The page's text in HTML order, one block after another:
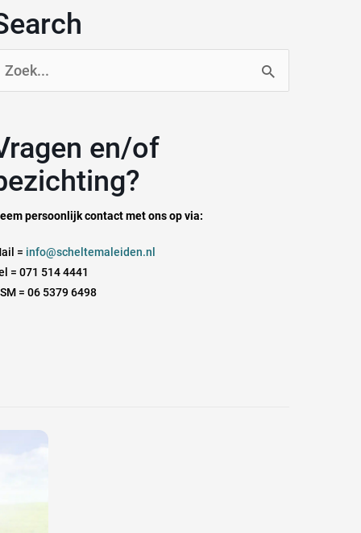
Search
of
persoonlijk contact met ons op via:
= info@scheltemaleiden.nl
= 071 514 4441
= 06 5379 6498